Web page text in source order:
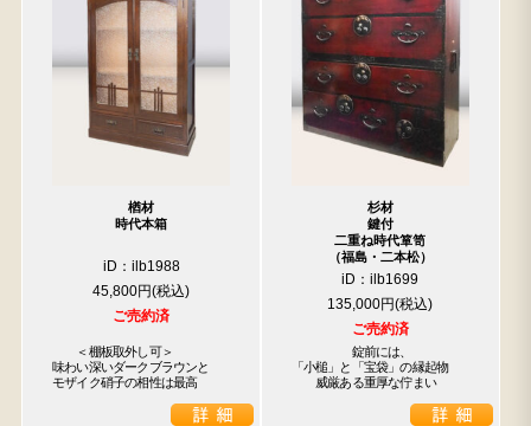
楢材
時代本箱
iD：ilb1988
45,800円
ご売約済
＜棚板取外し可＞
味わい深いダークブラウンと
モザイク硝子の相性は最高
杉材
鍵付
二重ね時代箪笥
（福島・二本松）
iD：ilb1699
135,000円
ご売約済
錠前には、
「小槌」と「宝袋」の縁起物
威厳ある重厚な佇まい